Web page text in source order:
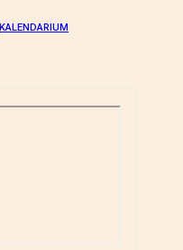
KALENDARIUM